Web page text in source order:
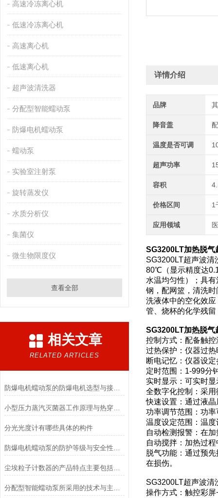
高速冷冻离心机
低速冷冻离心机
高速离心机
低速离心机
超声波清洗器
分配型智能蠕动泵
防爆电机蠕动泵
蠕动泵
实验室注射泵
旋转蒸发仪
水质分析仪
集菌仪
微生物限度仪
查看全部
相关文章
RELATED ARTICLES
防爆电机蠕动泵的防爆电机选型与接线要求
小型压力蒸汽灭菌器工作原理与热穿透性分析
分光光度计有哪些具体的构件
尘埃粒子计数器的产品特点主要包括哪些？
详情介绍
品牌
降音盖
温度是否可调
超声功率
容积
价格区间 1
应用领域
SG3200LT加热脱气
SG3200LT超声波
80℃（显示精度达
水温均匀性）；具
钢，配网篮，清洗
洗液体中的空化效
管、烧杯的化学残
SG3200LT加热脱气
控制方式：配备触
过热保护：仪器过
断电记忆：仪器设
定时范围：1-999分
实时显示：可实时
全数字化控制：采
快速设置：通过液
功率调节范围：功
温度设定范围：温
自动检测报警：在
自动搅拌：加热过
脱气功能：通过预
在损伤。
SG3200LT超声波清
操作方式：触控彩